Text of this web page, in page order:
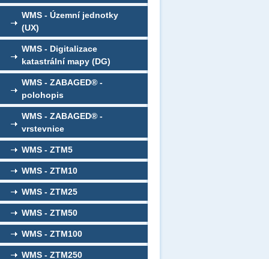
WMS - Územní jednotky
(UX)
WMS - Digitalizace
katastrální mapy (DG)
WMS - ZABAGED® -
polohopis
WMS - ZABAGED® -
vrstevnice
WMS - ZTM5
WMS - ZTM10
WMS - ZTM25
WMS - ZTM50
WMS - ZTM100
WMS - ZTM250